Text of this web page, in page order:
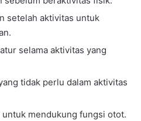
setelah aktivitas untuk
selama aktivitas yang
tidak perlu dalam aktivitas
mendukung fungsi otot.